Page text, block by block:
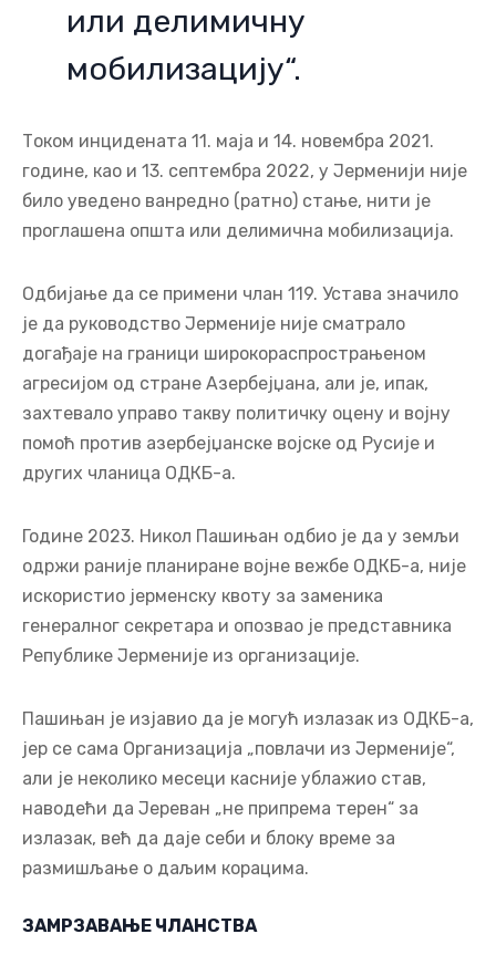
или делимичну
мобилизацију“.
Током инцидената 11. маја и 14. новембра 2021.
године, као и 13. септембра 2022, у Јерменији није
било уведено ванредно (ратно) стање, нити је
проглашена општа или делимична мобилизација.
Одбијање да се примени члан 119. Устава значило
је да руководство Јерменије није сматрало
догађаје на граници широкораспрострањеном
агресијом од стране Азербејџана, али је, ипак,
захтевало управо такву политичку оцену и војну
помоћ против азербејџанске војске од Русије и
других чланица ОДКБ-а.
Године 2023. Никол Пашињан одбио је да у земљи
одржи раније планиране војне вежбе ОДКБ-а, није
искористио јерменску квоту за заменика
генералног секретара и опозвао је представника
Републике Јерменије из организације.
Пашињан је изјавио да је могућ излазак из ОДКБ-а,
јер се сама Организација „повлачи из Јерменије“,
али је неколико месеци касније ублажио став,
наводећи да Јереван „не припрема терен“ за
излазак, већ да даје себи и блоку време за
размишљање о даљим корацима.
ЗАМРЗАВАЊЕ ЧЛАНСТВА